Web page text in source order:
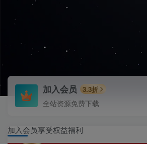
加入会员 3.3折
全站资源免费下载
加入会员享受权益福利